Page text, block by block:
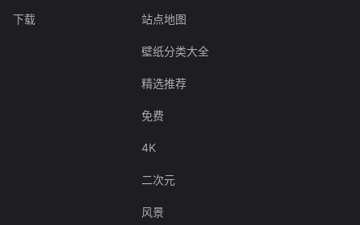
下载 站点地图
壁纸分类大全
精选推荐
免费
4K
二次元
风景